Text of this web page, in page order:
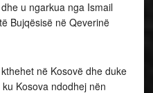
u ngarkua nga Ismail
Bujqësisë në Qeverinë
në Kosovë dhe duke
Kosova ndodhej nën